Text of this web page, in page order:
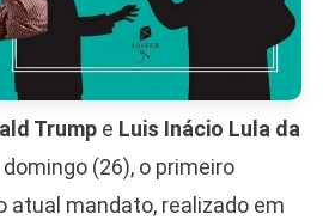
Trumpe Luis Inácio Lula da
(26), o primeiro
atual mandato, realizado em